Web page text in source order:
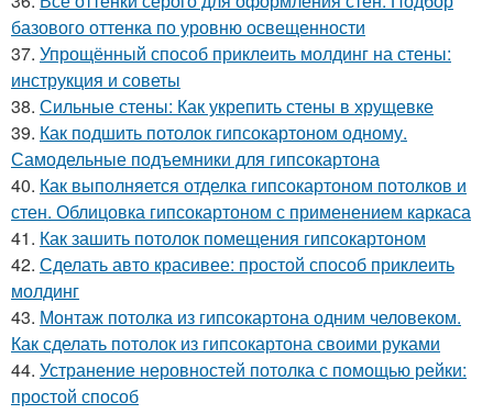
базового оттенка по уровню освещенности
37. Упрощённый способ приклеить молдинг на стены:
инструкция и советы
38. Сильные стены: Как укрепить стены в хрущевке
39. Как подшить потолок гипсокартоном одному.
Самодельные подъемники для гипсокартона
40. Как выполняется отделка гипсокартоном потолков и
стен. Облицовка гипсокартоном с применением каркаса
41. Как зашить потолок помещения гипсокартоном
42. Сделать авто красивее: простой способ приклеить
молдинг
43. Монтаж потолка из гипсокартона одним человеком.
Как сделать потолок из гипсокартона своими руками
44. Устранение неровностей потолка с помощью рейки:
простой способ